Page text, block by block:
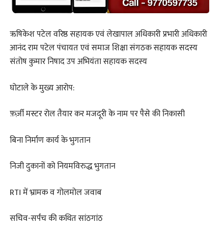
ऋषिकेश पटेल वरिष्ठ सहायक एवं लेखापाल अधिकारी प्रभारी अधिकारी
आनंद राम पटेल पंचायत एवं समाज शिक्षा संगठक सहायक सदस्य
संतोष कुमार निषाद उप अभियंता सहायक सदस्य
घोटाले के मुख्य आरोप:
फ़र्ज़ी मस्टर रोल तैयार कर मजदूरी के नाम पर पैसे की निकासी
बिना निर्माण कार्य के भुगतान
निजी दुकानों को नियमविरुद्ध भुगतान
RTI में भ्रामक व गोलमोल जवाब
सचिव-सर्पंच की कथित सांठगांठ